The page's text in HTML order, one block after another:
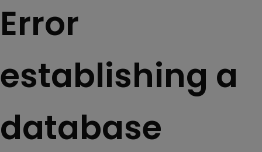
Error
establishing a
database